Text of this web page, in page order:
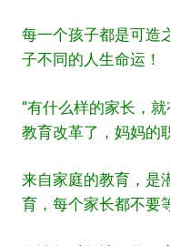
每一个孩子都是可造
子不同的人生命运！
“有什么样的家长，
教育改革了，妈妈的
来自家庭的教育，是
育，每个家长都不要